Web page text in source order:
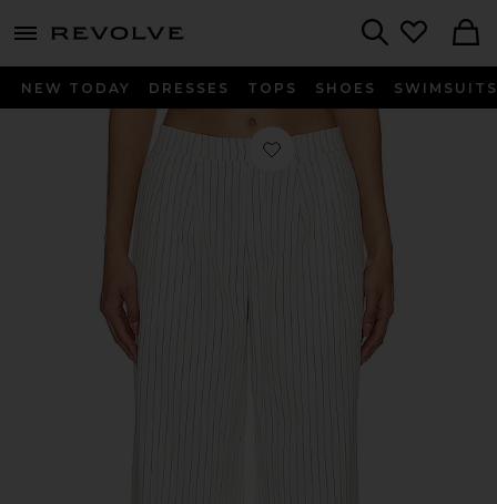
menu - shows more content
NEW TODAY DRESSES TOPS SHOES SWIMSUITS
Favorito PANTALÓN JAZMINE